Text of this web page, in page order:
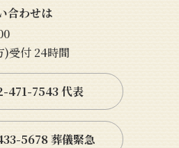
合わせは
)受付 24時間
471-7543 代表
5678 葬儀緊急